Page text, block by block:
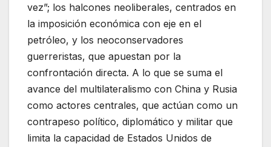
vez”; los halcones neoliberales, centrados en
la imposición económica con eje en el
petróleo, y los neoconservadores
guerreristas, que apuestan por la
confrontación directa. A lo que se suma el
avance del multilateralismo con China y Rusia
como actores centrales, que actúan como un
contrapeso político, diplomático y militar que
limita la capacidad de Estados Unidos de